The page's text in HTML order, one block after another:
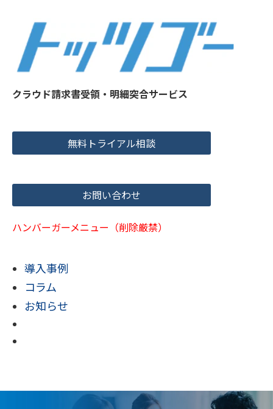
クラウド請求書受領・明細突合サービス
無料トライアル相談
お問い合わせ
ハンバーガーメニュー（削除厳禁）
導入事例
コラム
お知らせ